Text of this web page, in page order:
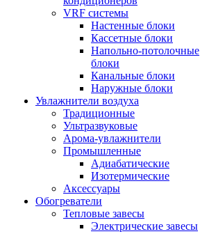
VRF системы
Настенные блоки
Кассетные блоки
Напольно-потолочные
блоки
Канальные блоки
Наружные блоки
Увлажнители воздуха
Традиционные
Ультразвуковые
Арома-увлажнители
Промышленныe
Адиабатические
Изотермические
Аксессуары
Обогреватели
Тепловые завесы
Электрические завесы